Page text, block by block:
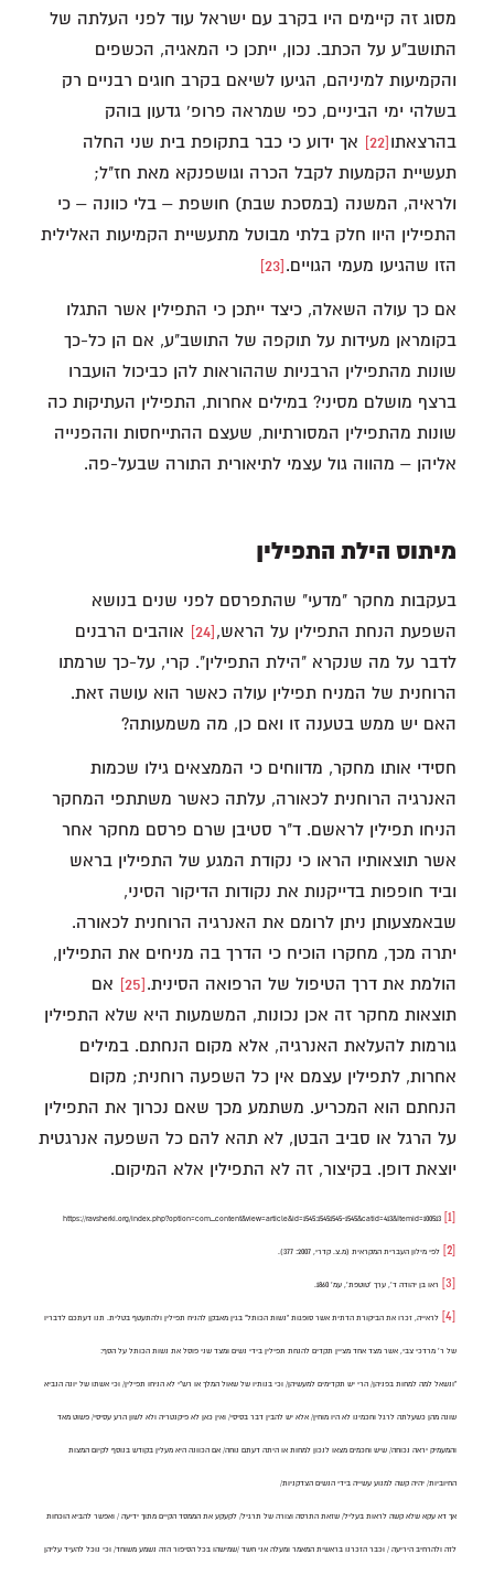
מסוג זה קיימים היו בקרב עם ישראל עוד לפני העלתה של
התושב"ע על הכתב. נכון, ייתכן כי המאגיה, הכשפים
והקמיעות למיניהם, הגיעו לשיאם בקרב חוגים רבניים רק
בשלהי ימי הביניים, כפי שמראה פרופ' גדעון בוהק
בהרצאתו[22]
אך ידוע כי כבר בתקופת בית שני החלה
תעשיית הקמעות לקבל הכרה וגושפנקא מאת חז"ל;
ולראיה, המשנה (במסכת שבת) חושפת – בלי כוונה – כי
התפילין היוו חלק בלתי מבוטל מתעשיית הקמיעות האלילית
הזו שהגיעו מעמי הגויים.[23]
אם כך עולה השאלה, כיצד ייתכן כי התפילין אשר התגלו
בקומראן מעידות על תוקפה של התושב"ע, אם הן כל-כך
שונות מהתפילין הרבניות שההוראות להן כביכול הועברו
ברצף מושלם מסיני? במילים אחרות, התפילין העתיקות כה
שונות מהתפילין המסורתיות, שעצם ההתייחסות וההפנייה
אליהן – מהווה גול עצמי לתיאורית התורה שבעל-פה.
מיתוס הילת התפילין
בעקבות מחקר "מדעי" שהתפרסם לפני שנים בנושא
השפעת הנחת התפילין על הראש,[24]
אוהבים הרבנים
לדבר על מה שנקרא "הילת התפילין". קרי, על-כך שרמתו
הרוחנית של המניח תפילין עולה כאשר הוא עושה זאת.
האם יש ממש בטענה זו ואם כן, מה משמעותה?
חסידי אותו מחקר, מדווחים כי הממצאים גילו שכמות
האנרגיה הרוחנית לכאורה, עלתה כאשר משתתפי המחקר
הניחו תפילין לראשם. ד"ר סטיבן שרם פרסם מחקר אחר
אשר תוצאותיו הראו כי נקודת המגע של התפילין בראש
וביד חופפות בדייקנות את נקודות הדיקור הסיני,
שבאמצעותן ניתן לרומם את האנרגיה הרוחנית לכאורה.
יתרה מכך, מחקרו הוכיח כי הדרך בה מניחים את התפילין,
הולמת את דרך הטיפול של הרפואה הסינית.[25]
אם
תוצאות מחקר זה אכן נכונות, המשמעות היא שלא התפילין
גורמות להעלאת האנרגיה, אלא מקום הנחתם. במילים
אחרות, לתפילין עצמם אין כל השפעה רוחנית; מקום
הנחתם הוא המכריע. משתמע מכך שאם נכרוך את התפילין
על הרגל או סביב הבטן, לא תהא להם כל השפעה אנרגטית
יוצאת דופן. בקיצור, זה לא התפילין אלא המיקום.
[1]
[2] לפי מילון העברית המקראית (מ.צ. קדרי, 2007: 377).
[3] ראו בן יהודה ד', ערך 'טוטפת', עמ' 1860.
[4] לראייה, זכרו את הביקורת הדתית אשר סופגות "נשות הכותל" בגין מאבקן להניח תפילין ולהתעטף בטלית. תנו דעתכם לדבריו
של ר' מרדכי צבי, אשר מצד אחד מציין תקדים להנחת תפילין בידי נשים ומצד שני פוסל את נשות הכותל על הסף:
"ונשאל למה למחות בפניהן/ הרי יש תקדימים למעשיהן/ וכי בנותיו של שאול המלך או רש"י לא הניחו תפילין/ וכי אשתו של יונה הנביא
שונה מהן כשעלתה לרגל וחכמינו לא היו מוחין/ אלא יש להבין דבר בסיסי/ ואין כאן לא פיקנטריה ולא לשון הרע עסיסי/ פשוט מאד
והמעמיק יראה נכוחה/ שיש וחכמים מצאו לנכון למחות או היתה דעתם נוחה/ אם הכוונה היא מעלין בקודש בנוסף לקיום המצות
החיוביות/ יהיה קשה למנוע עשייה בידי הנשים הצדקניות/
אך דא עקא שלא קשה לראות בעליל/ שזאת התרסה וצורה של תרגיל/ לקעקע את הממסד הקיים מתוך ידיעה / ואפשר להביא הוכחות
לזה ולהרחיב היריעה / וכבר הזכרנו בראשית המאמר ומעלה אני חשד /שמישהו בכל הסיפור הזה נשמע משוחד/ וכי נוכל להעיד עליהן